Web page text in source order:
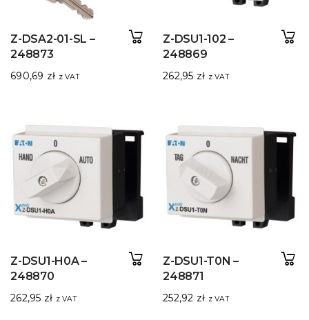
Z-DSA2-01-SL –
248873
690,69 zł z VAT
Z-DSU1-102 –
248869
262,95 zł z VAT
Z-DSU1-H0A –
248870
262,95 zł z VAT
Z-DSU1-T0N –
248871
252,92 zł z VAT